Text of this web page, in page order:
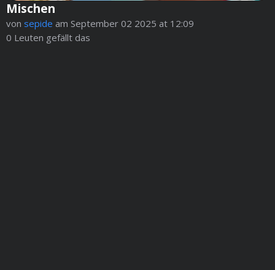
Mischen
von sepide am September 02 2025 at 12:09
0 Leuten gefällt das